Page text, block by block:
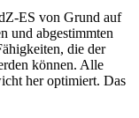
ES von Grund auf
und abgestimmten
die der
können. Alle
her optimiert. Das